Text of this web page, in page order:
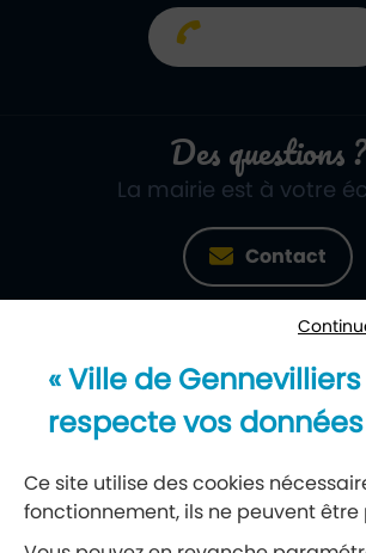
Des questions ?
La mairie est à votre
Contact
Newsletter
« Ville de Gennevilliers
respecte vos données
Ce site utilise des cookies
fonctionnement, ils ne peuvent être